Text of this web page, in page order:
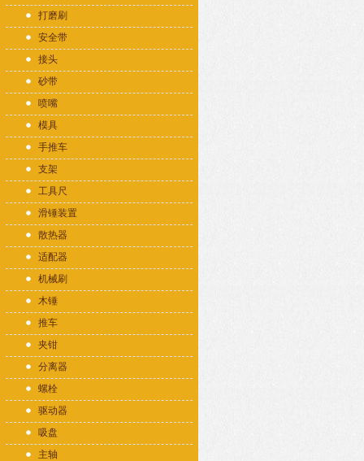
打磨刷
安全带
接头
砂带
喷嘴
模具
手推车
支架
工具尺
滑锤装置
散热器
适配器
机械刷
木锤
推车
夹钳
分离器
螺栓
驱动器
吸盘
主轴